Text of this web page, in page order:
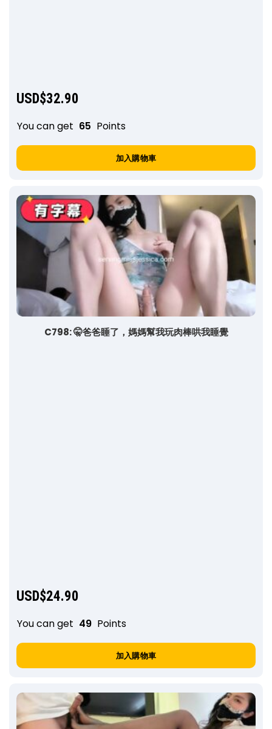
USD$32.90
You can get 65 Points
加入購物車
C798: 🤫爸爸睡了，媽媽幫我玩肉棒哄我睡覺
USD$24.90
You can get 49 Points
加入購物車